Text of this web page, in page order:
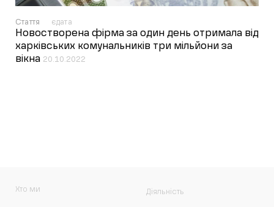
Стаття єдата
Новостворена фірма за один день отримала від
харківських комунальників три мільйони за
вікна 20.10.2022
Хто ми Діяльність